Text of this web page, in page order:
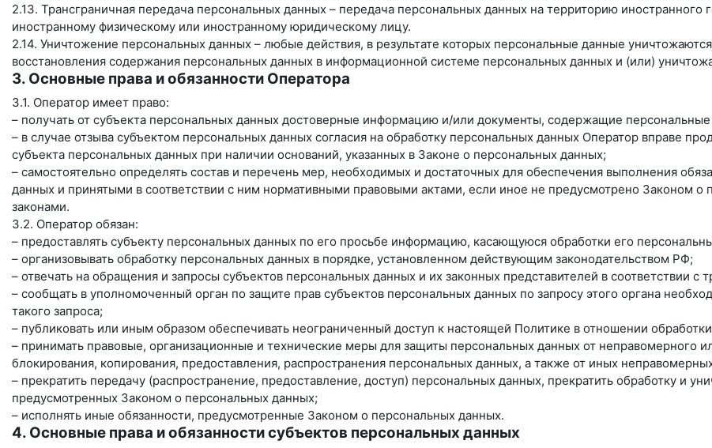
2.13. Трансграничная передача персональных данных – передача персональных данных на территорию иностранного
иностранному физическому или иностранному юридическому лицу.
2.14. Уничтожение персональных данных – любые действия, в результате которых персональные данные
восстановления содержания персональных данных в информационной системе персональных данных и (или)
3. Основные права и обязанности Оператора
3.1. Оператор имеет право:
– получать от субъекта персональных данных достоверные информацию и/или документы, содержащие
– в случае отзыва субъектом персональных данных согласия на обработку персональных данных Оператор вправе
субъекта персональных данных при наличии оснований, указанных в Законе о персональных данных;
– самостоятельно определять состав и перечень мер, необходимых и достаточных для обеспечения выполнения
данных и принятыми в соответствии с ним нормативными правовыми актами, если иное не предусмотрено Законом
законами.
3.2. Оператор обязан:
– предоставлять субъекту персональных данных по его просьбе информацию, касающуюся обработки его
– организовывать обработку персональных данных в порядке, установленном действующим законодательством РФ;
– отвечать на обращения и запросы субъектов персональных данных и их законных представителей в соответствии
– сообщать в уполномоченный орган по защите прав субъектов персональных данных по запросу этого органа
такого запроса;
– публиковать или иным образом обеспечивать неограниченный доступ к настоящей Политике в отношении
– принимать правовые, организационные и технические меры для защиты персональных данных от неправомерного
блокирования, копирования, предоставления, распространения персональных данных, а также от иных
– прекратить передачу (распространение, предоставление, доступ) персональных данных, прекратить обработку и
предусмотренных Законом о персональных данных;
– исполнять иные обязанности, предусмотренные Законом о персональных данных.
4. Основные права и обязанности субъектов персональных данных